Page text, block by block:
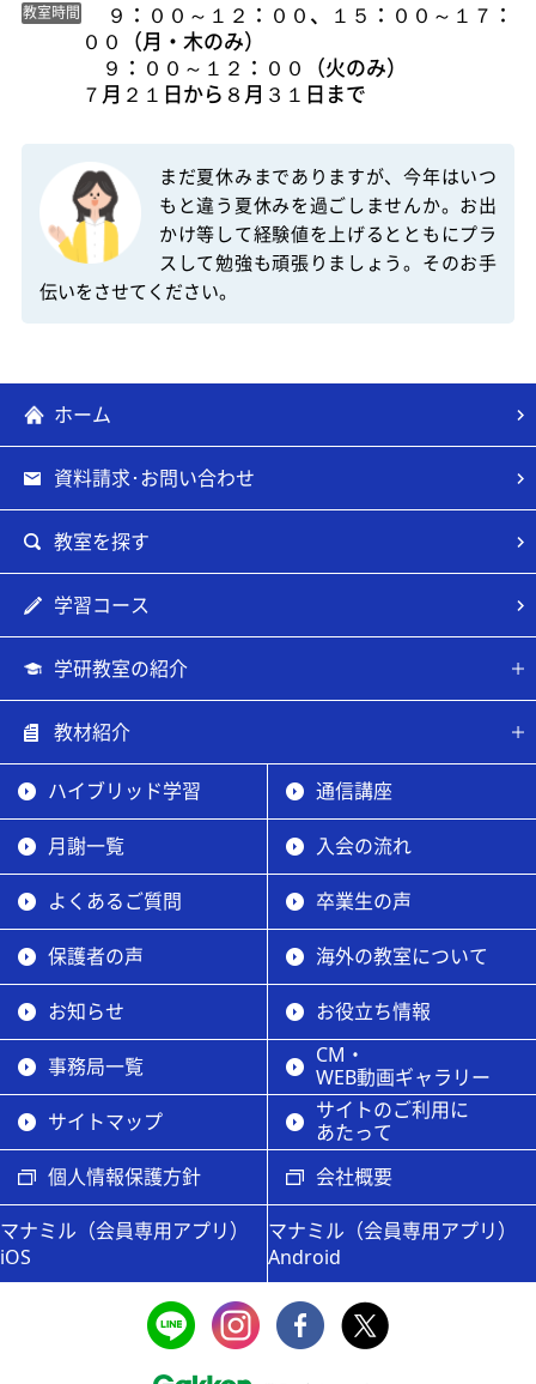
教室時間
９：００～１２：００、１５：００～１７：
００（月・木のみ）
９：００～１２：００（火のみ）
７月２１日から８月３１日まで
まだ夏休みまでありますが、今年はいつ
もと違う夏休みを過ごしませんか。お出
かけ等して経験値を上げるとともにプラ
スして勉強も頑張りましょう。そのお手
ホーム
資料請求･お問い合わせ
教室を探す
学習コース
学研教室の紹介
教材紹介
ハイブリッド学習 通信講座
月謝一覧 入会の流れ
よくあるご質問 卒業生の声
保護者の声 海外の教室について
お知らせ お役立ち情報
事務局一覧
CM・
WEB動画ギャラリー
サイトマップ
サイトのご利用に
あたって
個人情報保護方針
会社概要
マナミル（会員専用アプリ）
iOS
マナミル（会員専用アプリ）
Android